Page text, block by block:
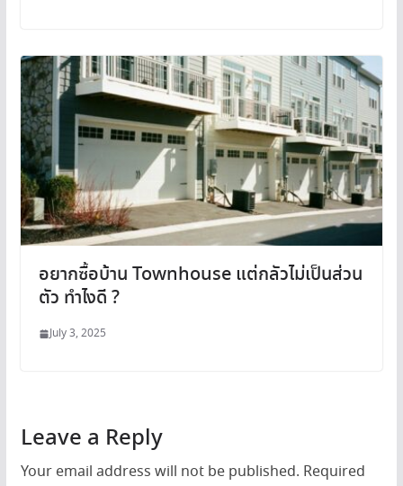
อยากซื้อบ้าน Townhouse แต่กลัวไม่เป็นส่วน
ตัว ทำไงดี ?
July 3, 2025
Leave a Reply
Your email address will not be published. Required